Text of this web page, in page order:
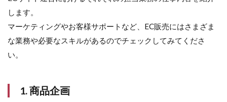
ロモ
ーシ
ョン
2.6
ィン
します。
マーケティングやお客様サポートなど、EC販売にはさまざま
な業務や必要なスキルがあるのでチェックしてみてくださ
い。
1. 商品企画